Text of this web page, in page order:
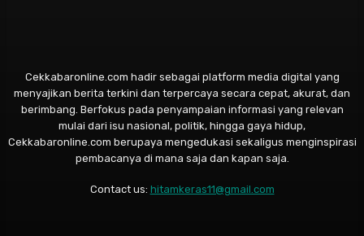
Cekkabaronline.com hadir sebagai platform media digital yang
menyajikan berita terkini dan terpercaya secara cepat, akurat, dan
berimbang. Berfokus pada penyampaian informasi yang relevan
mulai dari isu nasional, politik, hingga gaya hidup,
Cekkabaronline.com berupaya mengedukasi sekaligus menginspirasi
pembacanya di mana saja dan kapan saja.
Contact us: hitamkeras11@gmail.com